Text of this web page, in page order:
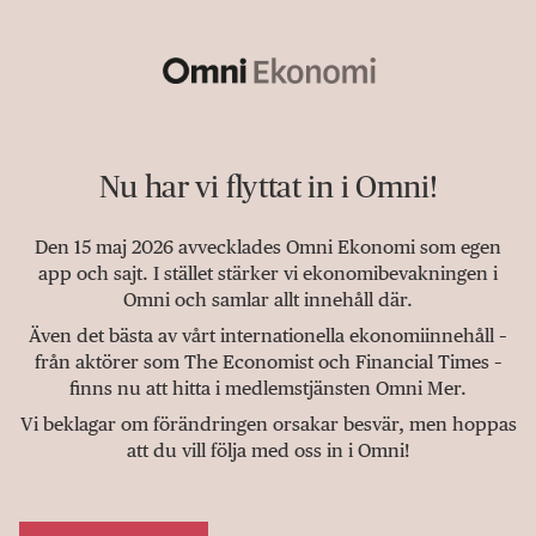
Nu har vi flyttat in i Omni!
Den 15 maj 2026 avvecklades Omni Ekonomi som egen
app och sajt. I stället stärker vi ekonomibevakningen i
Omni och samlar allt innehåll där.
Även det bästa av vårt internationella ekonomiinnehåll –
från aktörer som The Economist och Financial Times –
finns nu att hitta i medlemstjänsten Omni Mer.
Vi beklagar om förändringen orsakar besvär, men hoppas
att du vill följa med oss in i Omni!